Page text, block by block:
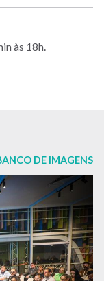
às 18h.
DE IMAGENS